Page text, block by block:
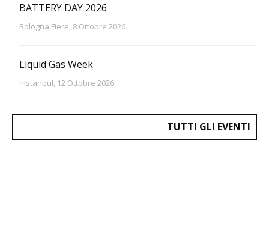
BATTERY DAY 2026
Bologna Fiere, 8 Ottobre 2026
Liquid Gas Week
Instanbul, 12 Ottobre 2026
TUTTI GLI EVENTI